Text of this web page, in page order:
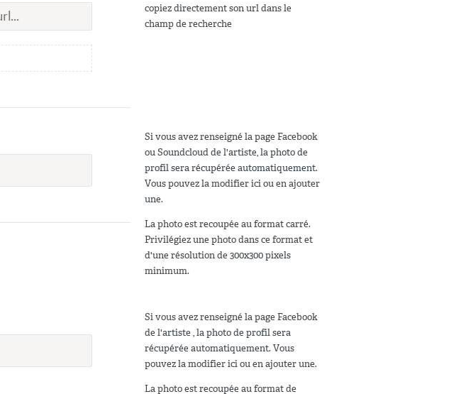
copiez directement son url dans le
champ de recherche
Si vous avez renseigné la page Facebook
ou Soundcloud de l'artiste, la photo de
profil sera récupérée automatiquement.
Vous pouvez la modifier ici ou en ajouter
une.
La photo est recoupée au format carré.
Privilégiez une photo dans ce format et
d'une résolution de 300x300 pixels
minimum.
Si vous avez renseigné la page Facebook
de l'artiste , la photo de profil sera
récupérée automatiquement. Vous
pouvez la modifier ici ou en ajouter une.
La photo est recoupée au format de